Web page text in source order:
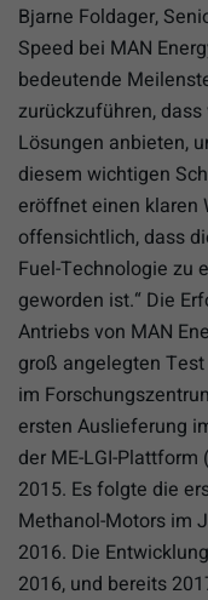
Bjarne Foldager,
Speed bei MAN
bedeutende
zurückzuführen,
Lösungen anbieten,
diesem wichtigen
eröffnet einen klaren
offensichtlich, dass
Fuel-Technologie zu
geworden ist.“ Die
Antriebs von MAN
groß angelegten
im
ersten Auslieferung
der ME-LGI-
2015. Es folgte die
Methanol-Motors im
2016. Die
2016, und bereits